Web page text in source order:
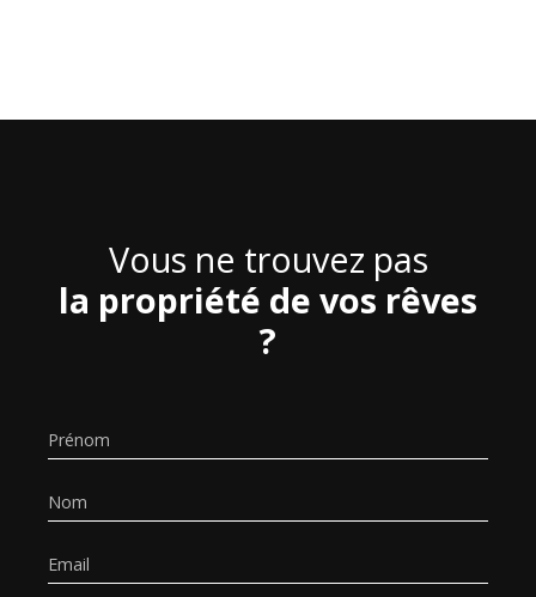
Vous ne trouvez pas
la propriété de vos rêves
?
Prénom
Nom
Email